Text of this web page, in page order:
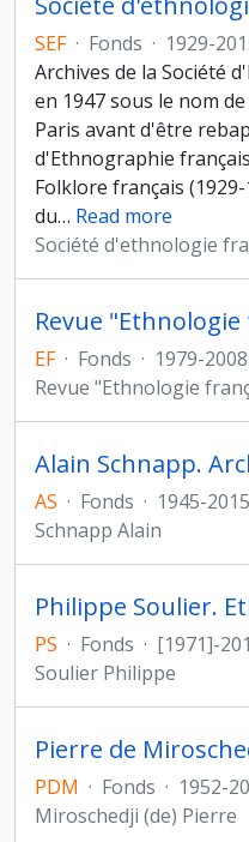
SEF · Fonds · 1929-
Archives de la Société
en 1947 sous le nom
Paris avant d'être
d'Ethnographie
Folklore français
du… Read more
Société d'ethnologie
Revue
EF · Fonds · 1979-2008
Revue "Ethnologie
AS · Fonds · 1945-2015
Schnapp Alain
PS · Fonds · [1971]-
Soulier Philippe
PDM · Fonds · 1952-
Miroschedji (de) Pierre